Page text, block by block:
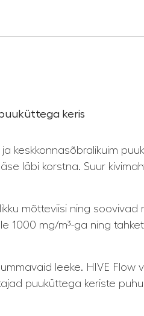
keris
keskkonnasõbralikuim
läbi korstna. Suur
mõtteviisi ning
1000 mg/m³-ga ning
leeke. HIVE Flow
puuküttega keriste